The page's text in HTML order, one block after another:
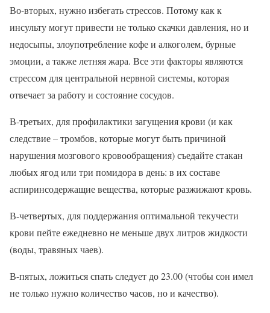
Во-вторых, нужно избегать стрессов. Потому как к
инсульту могут привести не только скачки давления, но и
недосыпы, злоупотребление кофе и алкоголем, бурные
эмоции, а также летняя жара. Все эти факторы являются
стрессом для центральной нервной системы, которая
отвечает за работу и состояние сосудов.
В-третьих, для профилактики загущения крови (и как
следствие – тромбов, которые могут быть причиной
нарушения мозгового кровообращения) съедайте стакан
любых ягод или три помидора в день: в их составе
аспиринсодержащие вещества, которые разжижают кровь.
В-четвертых, для поддержания оптимальной текучести
крови пейте ежедневно не меньше двух литров жидкости
(воды, травяных чаев).
В-пятых, ложиться спать следует до 23.00 (чтобы сон имел
не только нужно количество часов, но и качество).